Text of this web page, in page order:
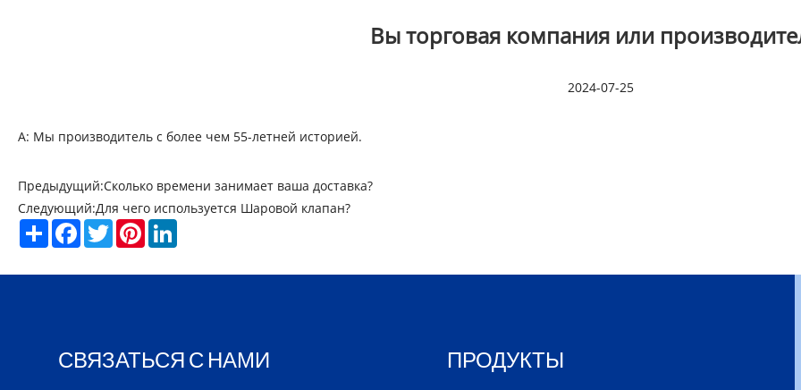
Вы торговая компания или
2024-07-25
A: Мы производитель с более чем 55-летней историей.
Предыдущий:Сколько времени занимает ваша доставка?
Следующий:Для чего используется Шаровой клапан?
Share FacebookTwitterPinterest
СВЯЗАТЬСЯ С НАМИ ПРОДУКТЫ